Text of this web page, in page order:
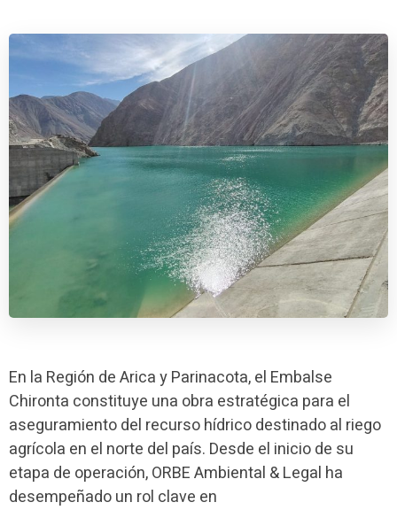
En la Región de Arica y Parinacota, el Embalse
Chironta constituye una obra estratégica para el
aseguramiento del recurso hídrico destinado al riego
agrícola en el norte del país. Desde el inicio de su
etapa de operación, ORBE Ambiental & Legal ha
desempeñado un rol clave en